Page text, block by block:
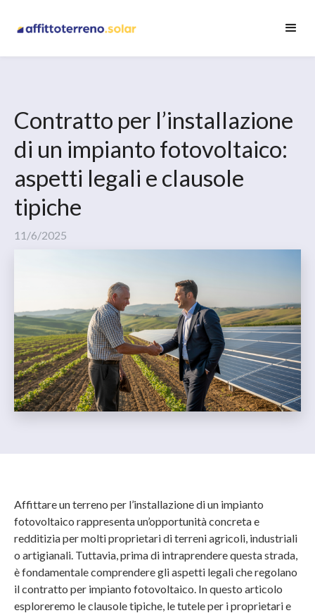
Contratto per l’installazione
di un impianto fotovoltaico:
aspetti legali e clausole
tipiche
11/6/2025
Affittare un terreno per l’installazione di un impianto
fotovoltaico rappresenta un’opportunità concreta e
redditizia per molti proprietari di terreni agricoli, industriali
o artigianali. Tuttavia, prima di intraprendere questa strada,
è fondamentale comprendere gli aspetti legali che regolano
il contratto per impianto fotovoltaico. In questo articolo
esploreremo le clausole tipiche, le tutele per i proprietari e